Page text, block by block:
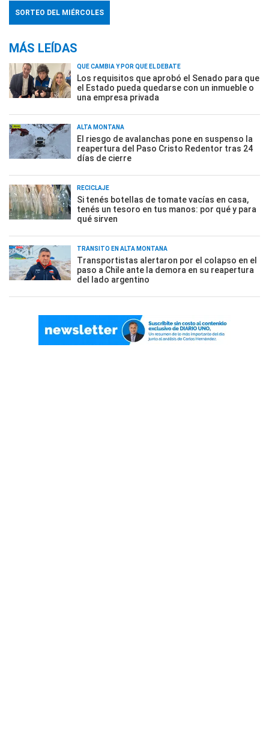
SORTEO DEL MIÉRCOLES
MÁS LEÍDAS
QUÉ CAMBIA Y POR QUÉ EL DEBATE
Los requisitos que aprobó el Senado para que
el Estado pueda quedarse con un inmueble o
una empresa privada
ALTA MONTAÑA
El riesgo de avalanchas pone en suspenso la
reapertura del Paso Cristo Redentor tras 24
días de cierre
RECICLAJE
Si tenés botellas de tomate vacías en casa,
tenés un tesoro en tus manos: por qué y para
qué sirven
TRÁNSITO EN ALTA MONTAÑA
Transportistas alertaron por el colapso en el
paso a Chile ante la demora en su reapertura
del lado argentino